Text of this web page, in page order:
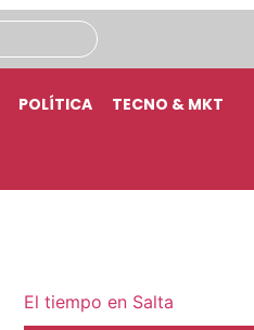
POLÍTICA TECNO & MKT
El tiempo en Salta